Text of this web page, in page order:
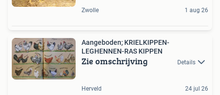
Zwolle 1 aug 26
Aangeboden; KRIELKIPPEN-
LEGHENNEN-RAS KIPPEN
Zie omschrijving Details
Herveld 24 jul 26